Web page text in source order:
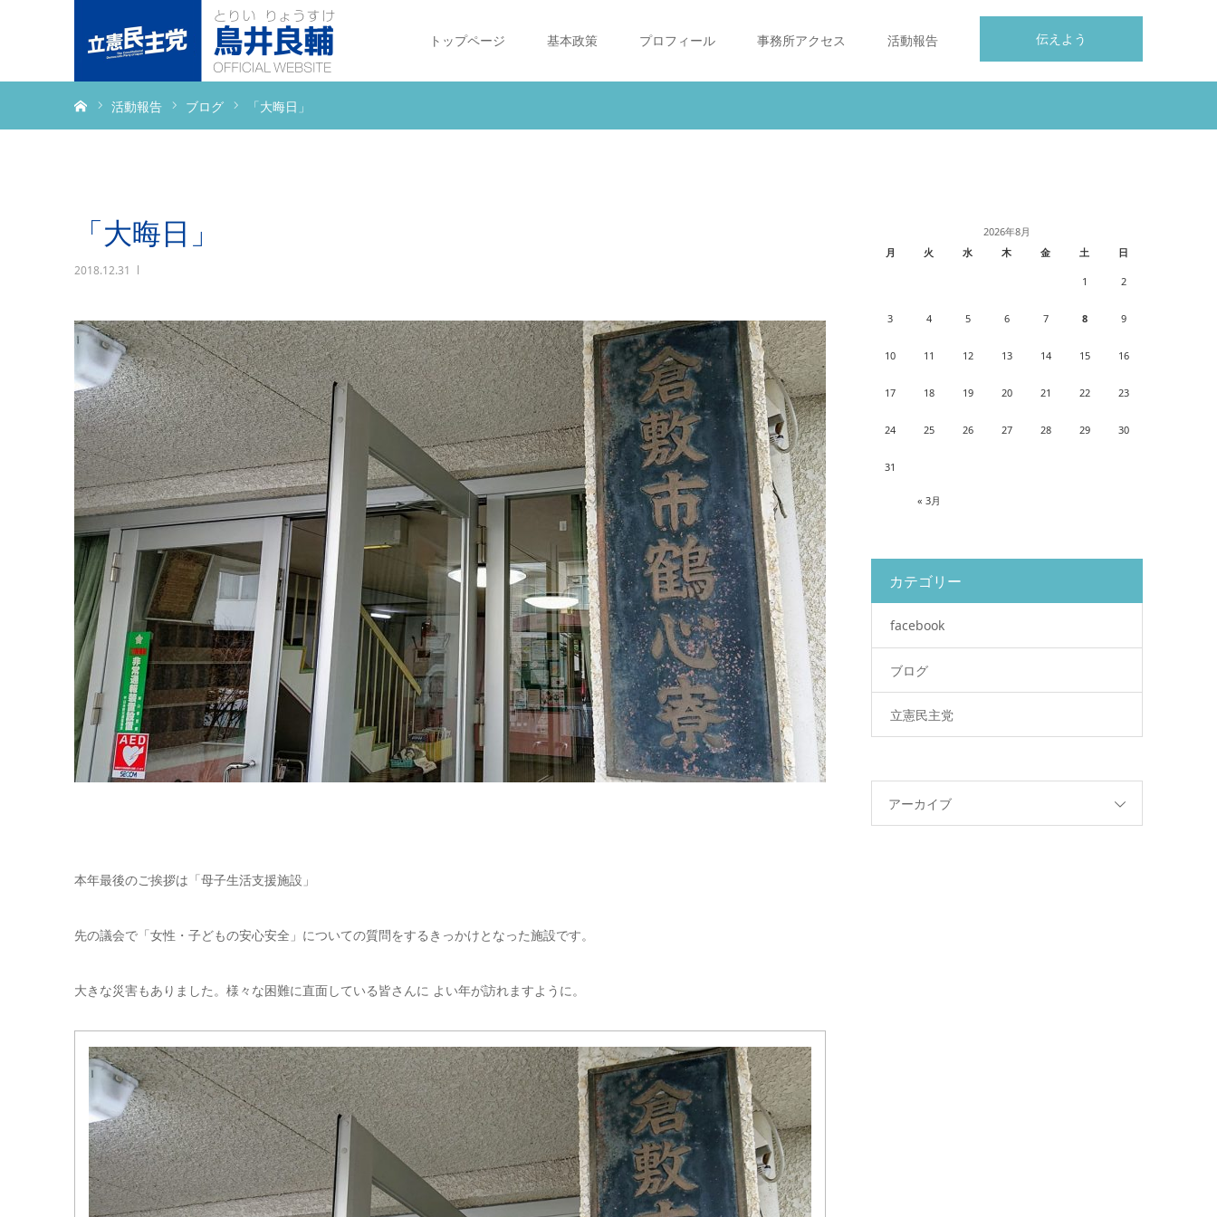
伝えよう
トップページ 基本政策 プロフィール 事務所アクセス 活動報告
活動報告 ブログ 「大晦日」
「大晦日」
2018.12.31
本年最後のご挨拶は「母子生活支援施設」
先の議会で「女性・子どもの安心安全」についての質問をするきっかけとなった施設です。
大きな災害もありました。様々な困難に直面している皆さんに よい年が訪れますように。
2026年8月
月
火 水 木 金 土 日
« 3月
1 2
3 4 5 6 7 8 9
10 11 12 13 14 15 16
17 18 19 20 21 22 23
24 25 26 27 28 29 30
31
カテゴリー
facebook
ブログ
立憲民主党
アーカイブ